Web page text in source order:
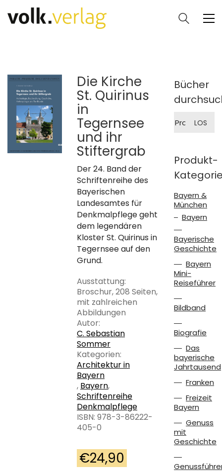
Die Kirche
St. Quirinus
in
Tegernsee
und ihr
Stiftergrab
Der 24. Band der
Schriftenreihe des
Bayerischen
Landesamtes für
Denkmalpflege geht
dem legendären
Kloster St. Quirinus in
Tegernsee auf den
Grund.
Ausstattung:
Broschur, 208 Seiten,
mit zahlreichen
Abbildungen
Autor:
C. Sebastian
Sommer
Kategorien:
Architektur in
Bayern
, Bayern,
Schriftenreihe
Denkmalpflege
ISBN: 978-3-86222-
405-0
€24,90
Bücher
nach:
LOS
Produkt-
Bayern &
München
Bayern
Bayerische
Geschichte
Bayern
Mini-
Reiseführer
Bildband
Biografie
Das
bayerische
Jahrtausend
Franken
Freizeit
Bayern
Genuss
mit
Geschichte